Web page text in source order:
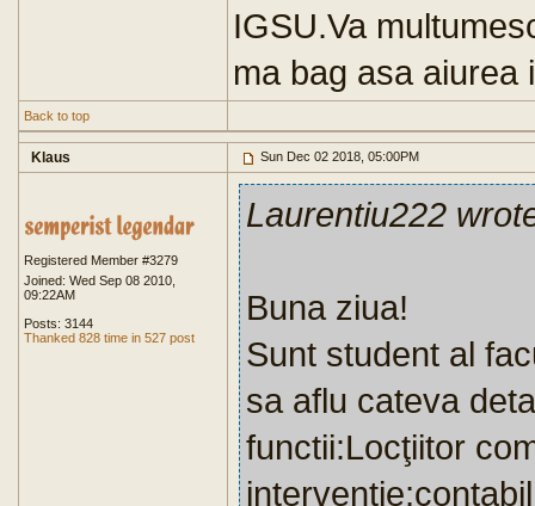
IGSU.Va
ma bag asa aiurea
Back to top
Klaus Sun Dec 02 2018, 05:00PM
Registered Member #3279
Joined: Wed Sep 08 2010,
09:22AM
Posts: 3144
Thanked 828 time in 527 post
Laurentiu222
Buna ziua!
Sunt student al
sa aflu cateva
functii:Locţiitor